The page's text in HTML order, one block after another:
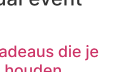
die je